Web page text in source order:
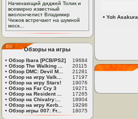
Начинающий диджей Толик и
всемирно известный
виолончелист Владимир
Чижов встречают на шумной
моск...
Обзоры на игры
• Обзор Ibara [PCB/PS2]
19684
• Обзор The Walking ...
20115
• Обзор DMC: Devil M...
21281
• Обзор на игру Valk...
17197
• Обзор на игру Stars!
19076
• Обзор на Far Cry 3
19271
• Обзор на Resident ...
17265
• Обзор на Chivalry:...
18904
• Обзор на игру Kerb...
19296
• Обзор игры 007: Fr... 18075
• Yoh Asakura